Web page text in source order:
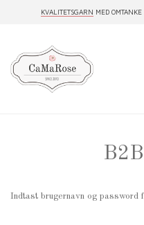
KVALITETSGARN MED OMTANKE
Indtast brugernavn og password